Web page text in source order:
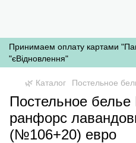
Принимаем оплату картами
"єВідновлення"
🌿 Каталог Постельное
Постельное
ранфорс
(№106+20) евро